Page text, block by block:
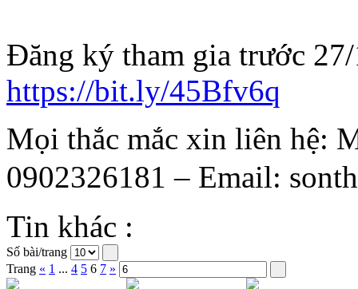
Đăng ký tham gia trước
https://bit.ly/45Bfv6q
Mọi thắc mắc xin liên hệ:
0902326181 – Email:
Tin khác :
Số bài/trang
Trang « 1 ... 4 5 6 7 »